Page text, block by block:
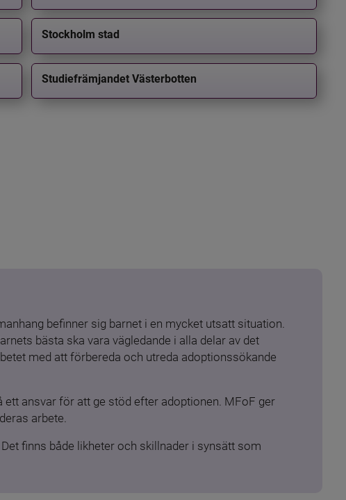
Stockholm stad
Studiefrämjandet Västerbotten
befinner sig barnet i en mycket utsatt situation.
bästa ska vara vägledande i alla delar av det
med att förbereda och utreda adoptionssökande
ansvar för att ge stöd efter adoptionen. MFoF ger
arbete.
finns både likheter och skillnader i synsätt som